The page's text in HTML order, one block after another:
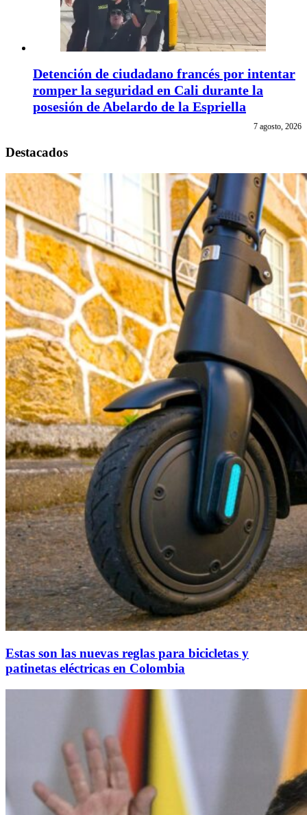
Detención de ciudadano francés por intentar
romper la seguridad en Cali durante la
posesión de Abelardo de la Espriella
7 agosto, 2026
Destacados
Estas son las nuevas reglas para bicicletas y
patinetas eléctricas en Colombia